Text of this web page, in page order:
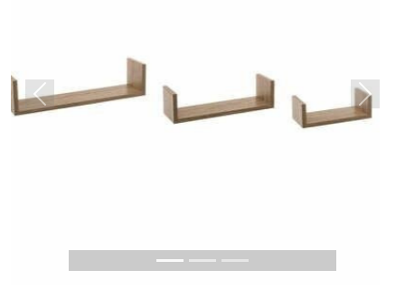
Previous Next